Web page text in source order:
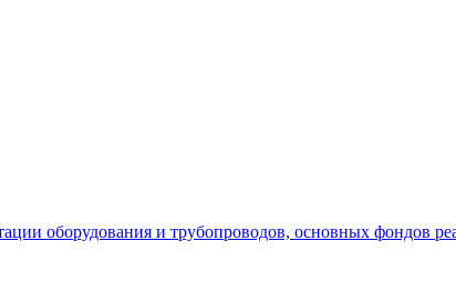
оборудования и трубопроводов, основных фондов